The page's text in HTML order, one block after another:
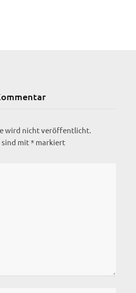
wird nicht veröffentlicht.
sind mit* markiert